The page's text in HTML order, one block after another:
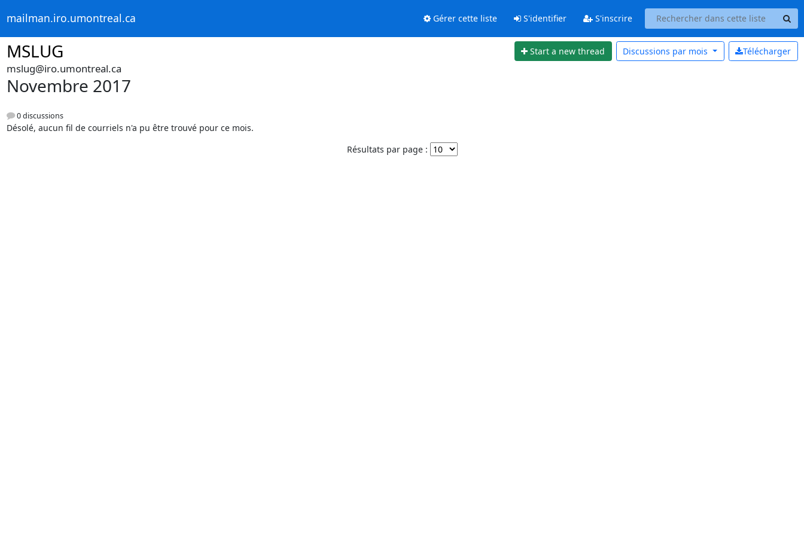
mailman.iro.umontreal.ca Gérer cette liste S'identifier S'inscrire
MSLUG Start a new thread Télécharger
Discussions par mois
mslug@iro.umontreal.ca
Novembre 2017
0 discussions
Désolé, aucun fil de courriels n'a pu être trouvé pour ce mois.
Résultats par page :